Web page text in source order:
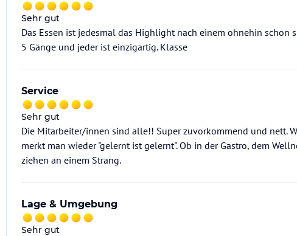
Sehr gut
Das Essen ist jedesmal das Highlight nach einem ohnehin schon
5 Gänge und jeder ist einzigartig. Klasse
Service
Sehr gut
Die Mitarbeiter/innen sind alle!! Super zuvorkommend und nett.
merkt man wieder "gelernt ist gelernt". Ob in der Gastro, dem
ziehen an einem Strang.
Lage & Umgebung
Sehr gut